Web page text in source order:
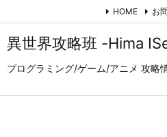
異世界攻略班 -Hima
プログラミング/ゲーム/アニメ 攻略
HOME お